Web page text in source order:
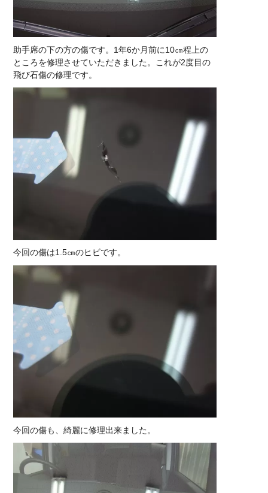
助手席の下の方の傷です。1年6か月前に10㎝程上の
ところを修理させていただきました。これが2度目の
飛び石傷の修理です。
今回の傷は1.5㎝のヒビです。
今回の傷も、綺麗に修理出来ました。